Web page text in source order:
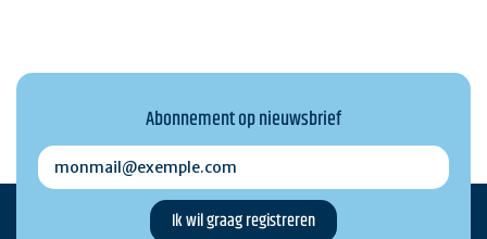
Abonnement op nieuwsbrief
monmail@exemple.com